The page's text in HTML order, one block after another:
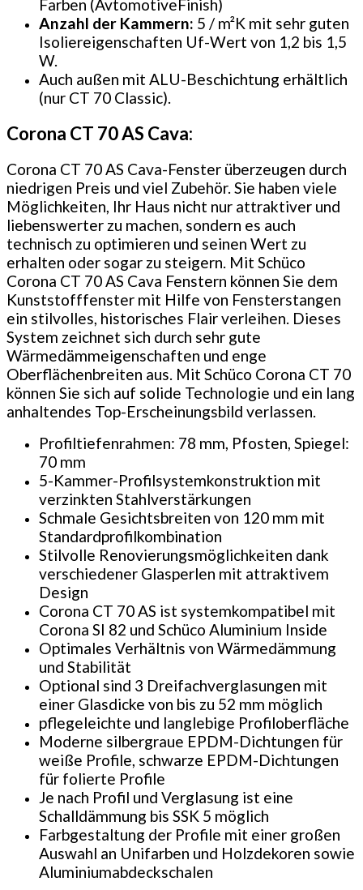
Farben (AvtomotiveFinish)
Anzahl der Kammern: 5 / m²K mit sehr guten
Isoliereigenschaften Uf-Wert von 1,2 bis 1,5
W.
Auch außen mit ALU-Beschichtung erhältlich
(nur CT 70 Classic).
Corona CT 70 AS Cava:
Corona CT 70 AS Cava-Fenster überzeugen durch
niedrigen Preis und viel Zubehör. Sie haben viele
Möglichkeiten, Ihr Haus nicht nur attraktiver und
liebenswerter zu machen, sondern es auch
technisch zu optimieren und seinen Wert zu
erhalten oder sogar zu steigern. Mit Schüco
Corona CT 70 AS Cava Fenstern können Sie dem
Kunststofffenster mit Hilfe von Fensterstangen
ein stilvolles, historisches Flair verleihen. Dieses
System zeichnet sich durch sehr gute
Wärmedämmeigenschaften und enge
Oberflächenbreiten aus. Mit Schüco Corona CT 70
können Sie sich auf solide Technologie und ein lang
anhaltendes Top-Erscheinungsbild verlassen.
Profiltiefenrahmen: 78 mm, Pfosten, Spiegel:
70 mm
5-Kammer-Profilsystemkonstruktion mit
verzinkten Stahlverstärkungen
Schmale Gesichtsbreiten von 120 mm mit
Standardprofilkombination
Stilvolle Renovierungsmöglichkeiten dank
verschiedener Glasperlen mit attraktivem
Design
Corona CT 70 AS ist systemkompatibel mit
Corona SI 82 und Schüco Aluminium Inside
Optimales Verhältnis von Wärmedämmung
und Stabilität
Optional sind 3 Dreifachverglasungen mit
einer Glasdicke von bis zu 52 mm möglich
pflegeleichte und langlebige Profiloberfläche
Moderne silbergraue EPDM-Dichtungen für
weiße Profile, schwarze EPDM-Dichtungen
für folierte Profile
Je nach Profil und Verglasung ist eine
Schalldämmung bis SSK 5 möglich
Farbgestaltung der Profile mit einer großen
Auswahl an Unifarben und Holzdekoren sowie
Aluminiumabdeckschalen